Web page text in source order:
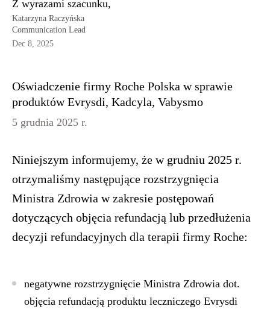
Z wyrazami szacunku,
Katarzyna Raczyńska
Communication Lead
Dec 8, 2025
Oświadczenie firmy Roche Polska w sprawie
produktów Evrysdi, Kadcyla, Vabysmo
5 grudnia 2025 r.
Niniejszym informujemy, że w grudniu 2025 r.
otrzymaliśmy następujące rozstrzygnięcia
Ministra Zdrowia w zakresie postępowań
dotyczących objęcia refundacją lub przedłużenia
decyzji refundacyjnych dla terapii firmy Roche:
negatywne rozstrzygnięcie Ministra Zdrowia dot.
objęcia refundacją produktu leczniczego Evrysdi